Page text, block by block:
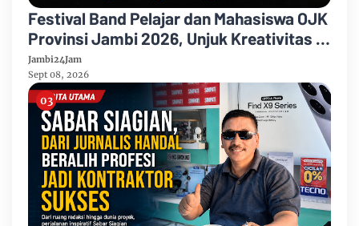
Festival Band Pelajar dan Mahasiswa OJK
Provinsi Jambi 2026, Unjuk Kreativitas di
Taman Banjuran Budayo, Spontaneus
Band Raih Juara 2
Jambi24Jam
Sept 08, 2026